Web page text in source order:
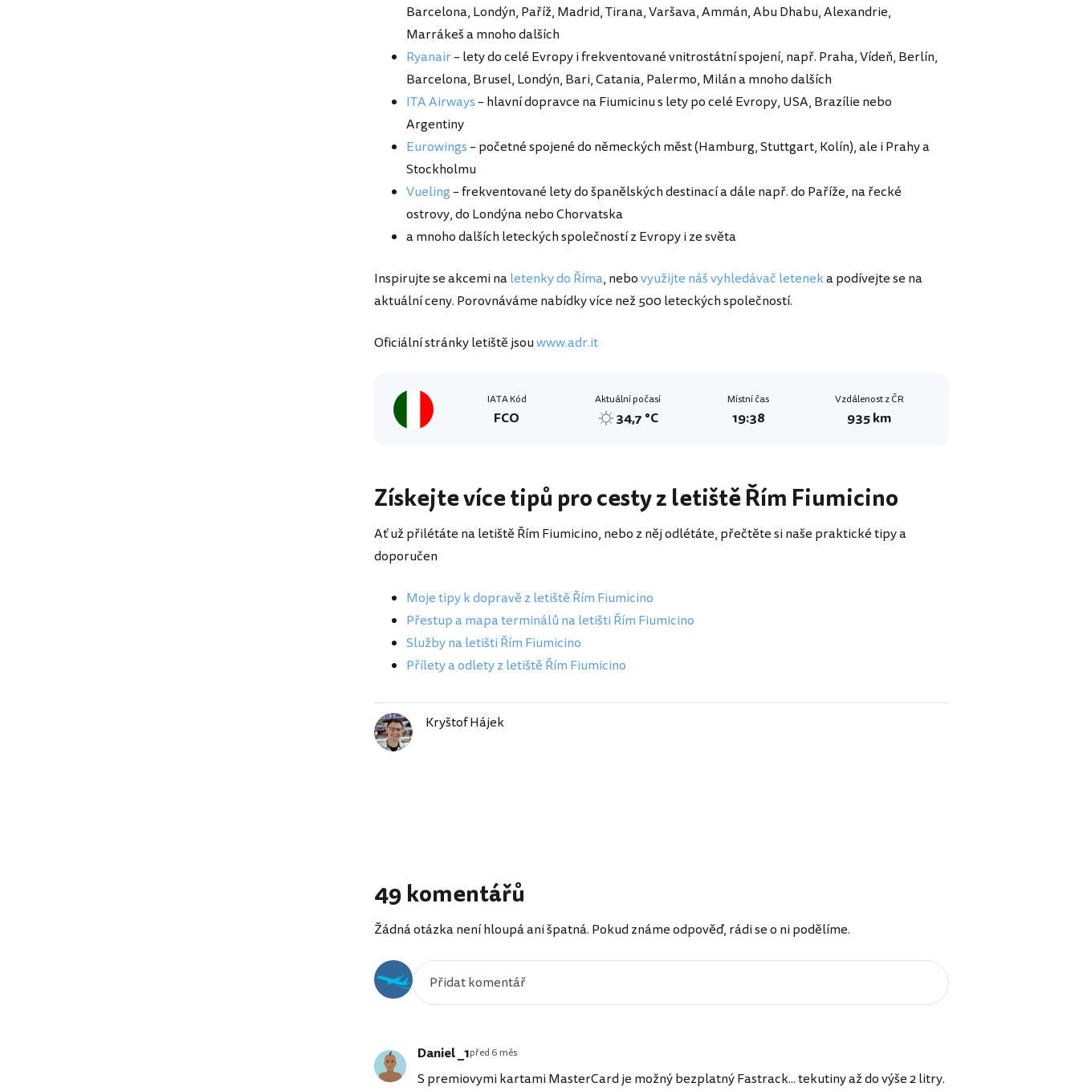
Barcelona, Londýn, Paříž, Madrid, Tirana, Varšava, Ammán, Abu Dhabu, Alexandrie,
Marrákeš a mnoho dalších
Ryanair– lety do celé Evropy i frekventované vnitrostátní spojení, např. Praha, Vídeň, Berlín,
Barcelona, Brusel, Londýn, Bari, Catania, Palermo, Milán a mnoho dalších
ITA Airways– hlavní dopravce na Fiumicinu s lety po celé Evropy, USA, Brazílie nebo
Argentiny
Eurowings– početné spojené do německých měst (Hamburg, Stuttgart, Kolín), ale i Prahy a
Stockholmu
Vueling– frekventované lety do španělských destinací a dále např. do Paříže, na řecké
ostrovy, do Londýna nebo Chorvatska
a mnoho dalších leteckých společností z Evropy i ze světa
Inspirujte se akcemi naletenky do Říma, nebovyužijte náš vyhledávač leteneka podívejte se na
aktuální ceny. Porovnáváme nabídky více než 500 leteckých společností.
Oficiální stránky letiště jsouwww.adr.it
IATA Kód
FCO
Aktuální počasí
34,7 °C
Místní čas
19:38
Vzdálenost z ČR
935 km
Získejte více tipů pro cesty z letiště Řím Fiumicino
Ať už přilétáte na letiště Řím Fiumicino, nebo z něj odlétáte, přečtěte si naše praktické tipy a
doporučen
Moje tipy k dopravě z letiště Řím Fiumicino
Přestup a mapa terminálů na letišti Řím Fiumicino
Služby na letišti Řím Fiumicino
Přílety a odlety z letiště Řím Fiumicino
Kryštof Hájek
49 komentářů
Žádná otázka není hloupá ani špatná. Pokud známe odpověď, rádi se o ni podělíme.
Daniel _1před 6 měs
S premiovymi kartami MasterCard je možný bezplatný Fastrack... tekutiny až do výše 2 litry.